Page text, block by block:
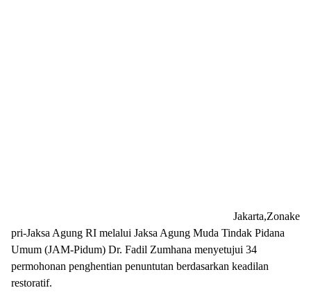
Jakarta,Zonake
pri-Jaksa Agung RI melalui Jaksa Agung Muda Tindak Pidana
Umum (JAM-Pidum) Dr. Fadil Zumhana menyetujui 34
permohonan penghentian penuntutan berdasarkan keadilan
restoratif.